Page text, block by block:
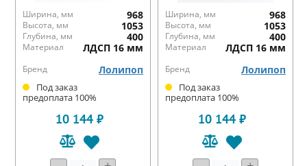
Ширина, мм 968
Высота, мм 1053
Глубина, мм 400
Материал ЛДСП 16 мм
Бренд Лолипоп
Под заказ
предоплата 100%
10 144 ₽
Ширина, мм 968
Высота, мм 1053
Глубина, мм 400
Материал ЛДСП 16 мм
Бренд Лолипоп
Под заказ
предоплата 100%
10 144 ₽